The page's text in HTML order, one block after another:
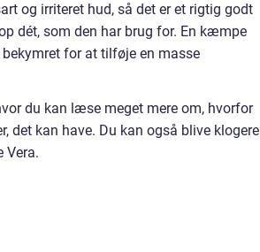
og irriteret hud, så det er et rigtig godt
dét, som den har brug for. En kæmpe
for at tilføje en masse
du kan læse meget mere om, hvorfor
det kan have. Du kan også blive klogere
Vera.